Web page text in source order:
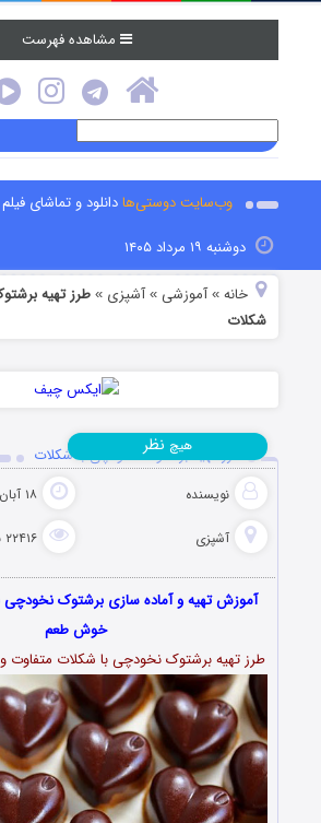
مشاهده فهرست
وب‌سایت دوستی‌هادانلود و تماشای فیلم
دوشنبه ۱۹ مرداد ۱۴۰۵
خانه »آموزشی »آشپزی »طرز تهیه
شکلات
طرز تهیه برشتوک نخودچی با شکلات
نویسنده ۱۸ آبان ۱۳۹۸
آشپزی ۲۲۴۱۶ بازدید
هیچ نظر
آموزش تهیه و آماده سازی برشتوک نخودچی
خوش طعم
طرز تهیه برشتوک نخودچی با شکلات متفاوت و